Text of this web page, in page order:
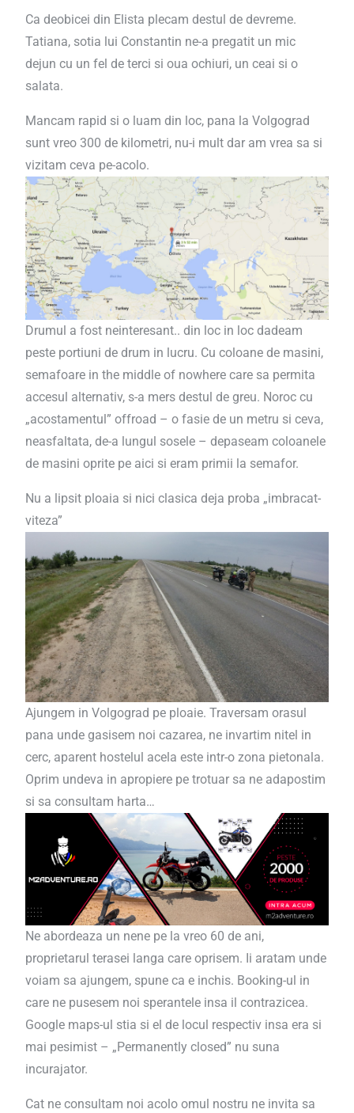
Ca deobicei din Elista plecam destul de devreme.
Tatiana, sotia lui Constantin ne-a pregatit un mic
dejun cu un fel de terci si oua ochiuri, un ceai si o
salata.
Mancam rapid si o luam din loc, pana la Volgograd
sunt vreo 300 de kilometri, nu-i mult dar am vrea sa si
vizitam ceva pe-acolo.
Drumul a fost neinteresant.. din loc in loc dadeam
peste portiuni de drum in lucru. Cu coloane de masini,
semafoare in the middle of nowhere care sa permita
accesul alternativ, s-a mers destul de greu. Noroc cu
„acostamentul” offroad – o fasie de un metru si ceva,
neasfaltata, de-a lungul sosele – depaseam coloanele
de masini oprite pe aici si eram primii la semafor.
Nu a lipsit ploaia si nici clasica deja proba „imbracat-
viteza”
Ajungem in Volgograd pe ploaie. Traversam orasul
pana unde gasisem noi cazarea, ne invartim nitel in
cerc, aparent hostelul acela este intr-o zona pietonala.
Oprim undeva in apropiere pe trotuar sa ne adapostim
si sa consultam harta…
Ne abordeaza un nene pe la vreo 60 de ani,
proprietarul terasei langa care oprisem. Ii aratam unde
voiam sa ajungem, spune ca e inchis. Booking-ul in
care ne pusesem noi sperantele insa il contrazicea.
Google maps-ul stia si el de locul respectiv insa era si
mai pesimist – „Permanently closed” nu suna
incurajator.
Cat ne consultam noi acolo omul nostru ne invita sa